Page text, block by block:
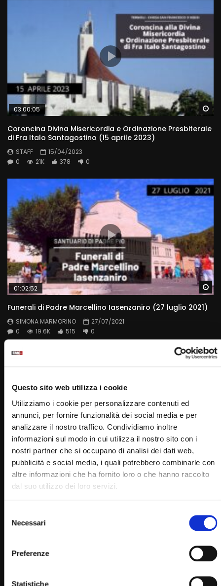
Questo sito web utilizza i cookie
Utilizziamo i cookie per personalizzare contenuti ed
annunci, per fornire funzionalità dei social media e per
analizzare il nostro traffico. Condividiamo inoltre
informazioni sul modo in cui utilizza il nostro sito con i
nostri partner che si occupano di analisi dei dati web,
pubblicità e social media, i quali potrebbero combinarle con
altre informazioni che ha fornito loro o che hanno raccolto
dal suo utilizzo dei loro servizi.
delNecessari
Preferenze
Statistiche
03:00:05
Coroncina Divina Misericordia e Ordinazione Presbiterale
di Fra Italo Santagostino (15 aprile 2023)
STAFF
15/04/2023
0
21K 378 0
01:02:52
Funerali di Padre Marcellino Iasenzaniro (27 luglio 2021)
SIMONA MARMORINO
27/07/2021
0
19.6K 515 0
02:02:33
Santo Rosario e Santa Messa – 2 febbraio 2023 (padre
Franco Moscone)